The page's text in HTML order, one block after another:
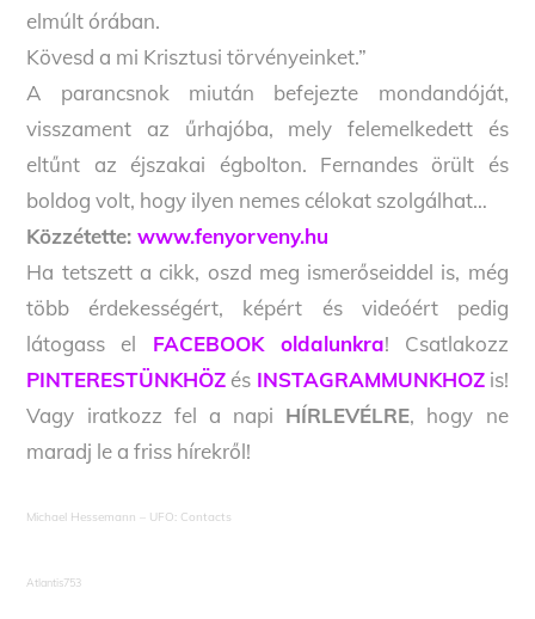
elmúlt órában.
Kövesd a mi Krisztusi törvényeinket.”
A parancsnok miután befejezte mondandóját,
visszament az űrhajóba, mely felemelkedett és
eltűnt az éjszakai égbolton. Fernandes örült és
boldog volt, hogy ilyen nemes célokat szolgálhat…
Közzétette:www.fenyorveny.hu
Ha tetszett a cikk, oszd meg ismerőseiddel is, még
több érdekességért, képért és videóért pedig
látogass el FACEBOOK oldalunkra! Csatlakozz
PINTERESTÜNKHÖZ és INSTAGRAMMUNKHOZis!
Vagy iratkozz fel a napi HÍRLEVÉLRE, hogy ne
maradj le a friss hírekről!
Michael Hessemann – UFO: Contacts
Atlantis753